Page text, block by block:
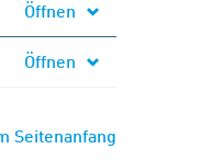
Öffnen
Öffnen
Seitenanfang